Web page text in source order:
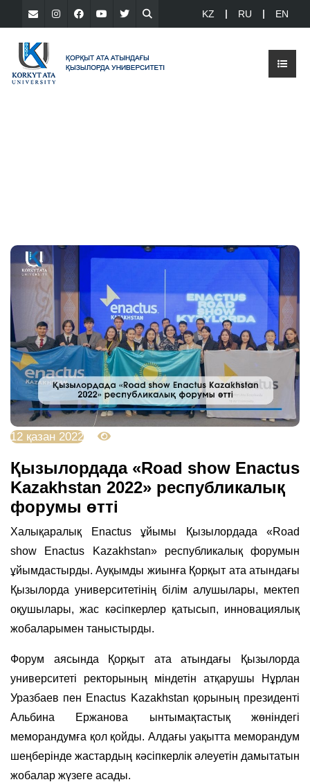
KZ RU EN
12 қазан 2022
Қызылордада «Road show Enactus
Kazakhstan 2022» республикалық
форумы өтті
Халықаралық Enactus ұйымы Қызылордада «Road
show Enactus Kazakhstan» республикалық форумын
ұйымдастырды. Ауқымды жиынға Қорқыт ата атындағы
Қызылорда университетінің білім алушылары, мектеп
оқушылары, жас кәсіпкерлер қатысып, инновациялық
жобаларымен таныстырды.
Форум аясында Қорқыт ата атындағы Қызылорда
университеті ректорының міндетін атқарушы Нұрлан
Уразбаев пен Enactus Kazakhstan қорының президенті
Альбина Ержанова ынтымақтастық жөніндегі
меморандумға қол қойды. Алдағы уақытта меморандум
шеңберінде жастардың кәсіпкерлік әлеуетін дамытатын
жобалар жүзеге асады.